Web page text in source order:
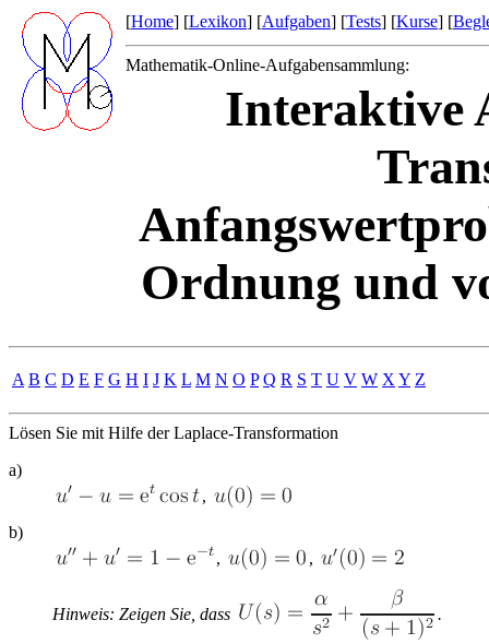
[Home] [Lexikon] [Aufgaben] [Tests] [Kurse] [
Mathematik-Online-Aufgabensammlung:
Interaktive
Ordnung und
A B C D E F G H I J K L M N O P Q R S T U V W X Y Z
Lösen Sie mit Hilfe der Laplace-Transformation
a)
,
b)
,
,
Hinweis: Zeigen Sie, dass .